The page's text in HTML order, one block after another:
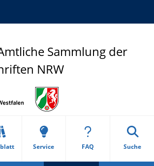
Sammlung der
NRW
Service FAQ Suche